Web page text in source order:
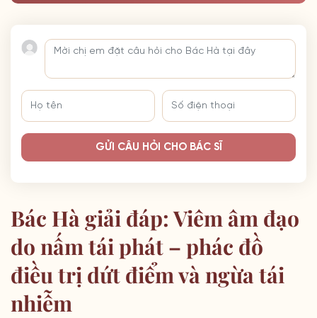
GỬI CÂU HỎI CHO BÁC SĨ
Bác Hà giải đáp: Viêm âm đạo
do nấm tái phát – phác đồ
điều trị dứt điểm và ngừa tái
nhiễm